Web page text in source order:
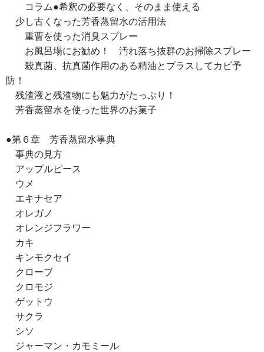
コラム●希釈の必要なく、そのまま使える
少し古くなった芳香蒸留水の活用法
重曹を使った消臭スプレー
お風呂場にお勧め！ 汚れ落ち抜群のお掃除スプレー
殺真菌、抗真菌作用のある精油とプラスしてカビ予
防！
残渣液と残渣物にも魅力がたっぷり！
芳香蒸留水を使った世界のお菓子
●第６章 芳香蒸留水事典
事典の見方
アップルピース
ウメ
エキナセア
オレガノ
オレンジフラワー
カキ
キンモクセイ
クローブ
クロモジ
ゲットウ
サクラ
シソ
ジャーマン・カモミール